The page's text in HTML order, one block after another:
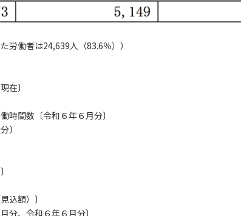
労働者は24,639人（83.6％））
在〕
時間数〔令和６年６月分〕
〕
込額）〕
分、令和６年６月分〕